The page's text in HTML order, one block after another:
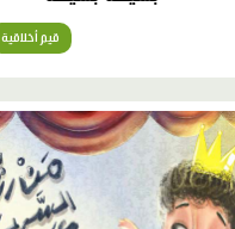
قيم أخلاقية